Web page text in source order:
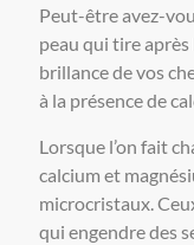
Peut-être avez-
peau qui tire
brillance de vos
à la présence de
Lorsque l’on fait
calcium et
microcristaux.
qui engendre des